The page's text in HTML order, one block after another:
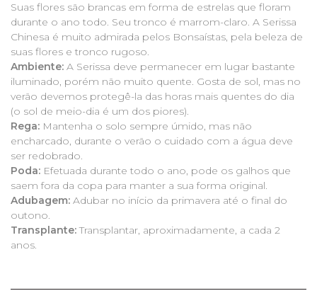
Suas flores são brancas em forma de estrelas que floram
durante o ano todo. Seu tronco é marrom-claro. A Serissa
Chinesa é muito admirada pelos Bonsaístas, pela beleza de
suas flores e tronco rugoso.
Ambiente: A Serissa deve permanecer em lugar bastante
iluminado, porém não muito quente. Gosta de sol, mas no
verão devemos protegê-la das horas mais quentes do dia
(o sol de meio-dia é um dos piores).
Rega: Mantenha o solo sempre úmido, mas não
encharcado, durante o verão o cuidado com a água deve
ser redobrado.
Poda: Efetuada durante todo o ano, pode os galhos que
saem fora da copa para manter a sua forma original.
Adubagem: Adubar no início da primavera até o final do
outono.
Transplante:Transplantar, aproximadamente, a cada 2
anos.